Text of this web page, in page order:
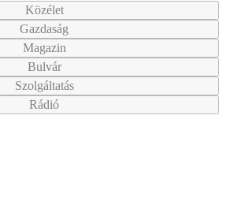
Közélet
Gazdaság
Magazin
Bulvár
Szolgáltatás
Rádió